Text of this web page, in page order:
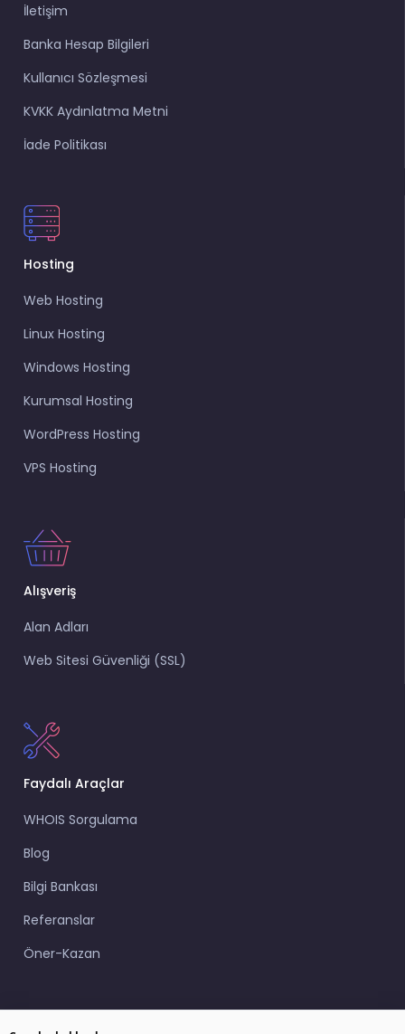
İletişim
Banka Hesap Bilgileri
Kullanıcı Sözleşmesi
KVKK Aydınlatma Metni
İade Politikası
Hosting
Web Hosting
Linux Hosting
Windows Hosting
Kurumsal Hosting
WordPress Hosting
VPS Hosting
Alışveriş
Alan Adları
Web Sitesi Güvenliği (SSL)
Faydalı Araçlar
WHOIS Sorgulama
Blog
Bilgi Bankası
Referanslar
Öner-Kazan